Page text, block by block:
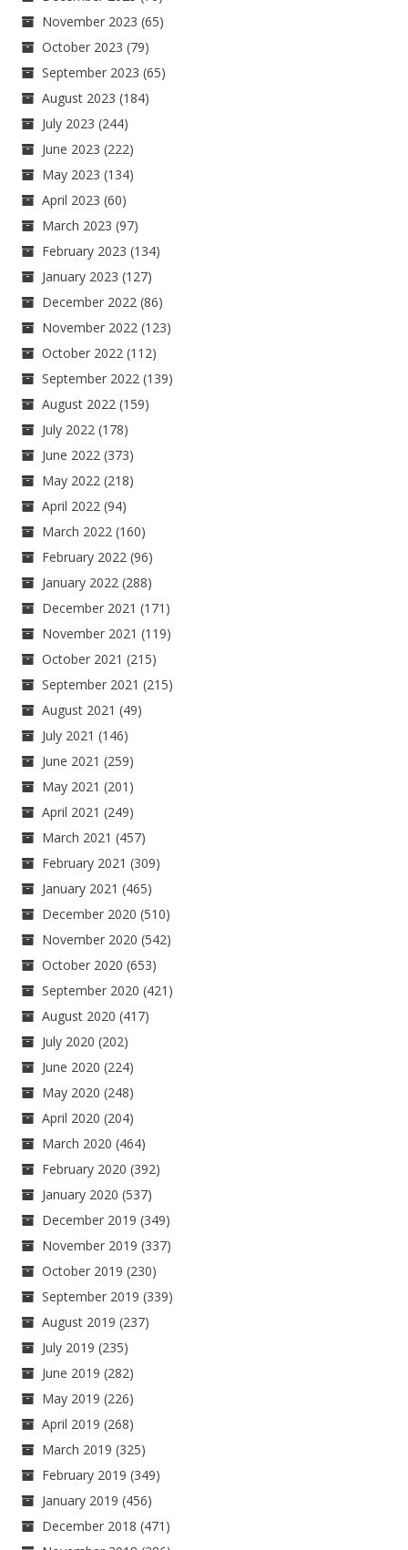
November 2023 (65)
October 2023 (79)
September 2023 (65)
August 2023 (184)
July 2023 (244)
June 2023 (222)
May 2023 (134)
April 2023 (60)
March 2023 (97)
February 2023 (134)
January 2023 (127)
December 2022 (86)
November 2022 (123)
October 2022 (112)
September 2022 (139)
August 2022 (159)
July 2022 (178)
June 2022 (373)
May 2022 (218)
April 2022 (94)
March 2022 (160)
February 2022 (96)
January 2022 (288)
December 2021 (171)
November 2021 (119)
October 2021 (215)
September 2021 (215)
August 2021 (49)
July 2021 (146)
June 2021 (259)
May 2021 (201)
April 2021 (249)
March 2021 (457)
February 2021 (309)
January 2021 (465)
December 2020 (510)
November 2020 (542)
October 2020 (653)
September 2020 (421)
August 2020 (417)
July 2020 (202)
June 2020 (224)
May 2020 (248)
April 2020 (204)
March 2020 (464)
February 2020 (392)
January 2020 (537)
December 2019 (349)
November 2019 (337)
October 2019 (230)
September 2019 (339)
August 2019 (237)
July 2019 (235)
June 2019 (282)
May 2019 (226)
April 2019 (268)
March 2019 (325)
February 2019 (349)
January 2019 (456)
December 2018 (471)